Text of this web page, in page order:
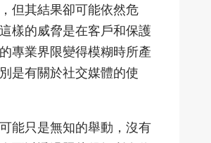
但其結果卻可能依然危
樣的威脅是在客戶和保護
專業界限變得模糊時所產
是有關於社交媒體的使
能只是無知的舉動，沒有